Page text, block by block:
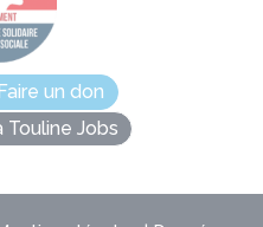
Faire un don
Jobs